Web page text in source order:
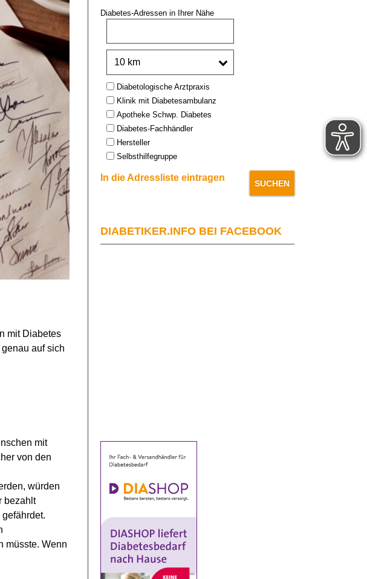
mit Diabetes
auf sich
mit
von den
würden
bezahlt
müsste. Wenn
Diabetes-Adressen in Ihrer Nähe
Type:Diabetologische Arztpraxis
Klinik mit Diabetesambulanz
Apotheke Schwp. Diabetes
Diabetes-Fachhändler
Hersteller
Selbsthilfegruppe
In die Adressliste eintragen
DIABETIKER.INFO BEI FACEBOOK